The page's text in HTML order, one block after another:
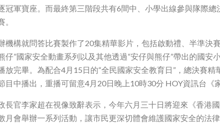
冠軍寶座。而最終第三階段共有6間中、小學出線參與隊際
。
機構就問答比賽製作了20集精華影片，包括啟動禮、半準決
仔”國家安全動畫系列以及其他透過“安仔與熊仔”帶出的國安
放完畢。為配合4月15日的“全民國家安全教育日”，總決賽
目中播出，重播可留意4月20日晚上10時30分 HOY資訊台《
長官李家超在視像致辭表示，今年六月三十日將迎來《香港
月會舉辦一系列活動，讓市民更深切體會維護國家安全的法